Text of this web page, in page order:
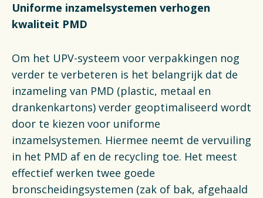
Uniforme inzamelsystemen verhogen
kwaliteit PMD
Om het UPV-systeem voor verpakkingen nog
verder te verbeteren is het belangrijk dat de
inzameling van PMD (plastic, metaal en
drankenkartons) verder geoptimaliseerd wordt
door te kiezen voor uniforme
inzamelsystemen. Hiermee neemt de vervuiling
in het PMD af en de recycling toe. Het meest
effectief werken twee goede
bronscheidingsystemen (zak of bak, afgehaald